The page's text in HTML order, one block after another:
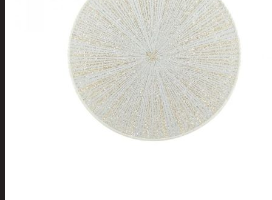
Tuotevalikoima
Poistotuotteet
Kausituotteet
Joulu
Joulu- ja kausivalot
Eläimet ja
tontut
Kyntteliköt
Valoketjut ja
kuusenvalot
Joulukoristeet